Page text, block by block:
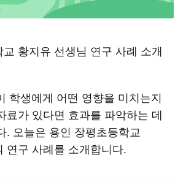
황지유 선생님 연구 사례 소개
학생에게 어떤 영향을 미치는지
료가 있다면 효과를 파악하는 데
. 오늘은 용인 장평초등학교
연구 사례를 소개합니다.